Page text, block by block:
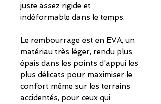
juste assez rigide et
indéformable dans le temps.
Le rembourrage est en EVA, un
matériau très léger, rendu plus
épais dans les points d'appui les
plus délicats pour maximiser le
confort même sur les terrains
accidentés, pour ceux qui